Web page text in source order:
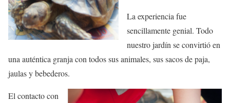
La experiencia fue
sencillamente genial. Todo
nuestro jardín se convirtió en
una auténtica granja con todos sus animales, sus sacos de paja,
jaulas y bebederos.
El contacto con